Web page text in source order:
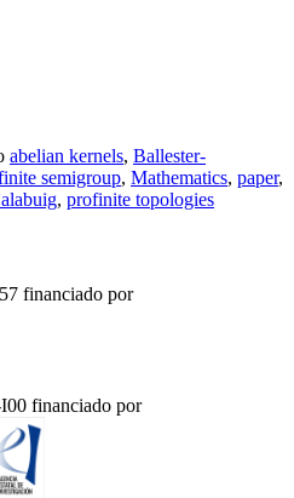
abelian kernels, Ballester-
semigroup, Mathematics, paper,
, profinite topologies
financiado por
financiado por